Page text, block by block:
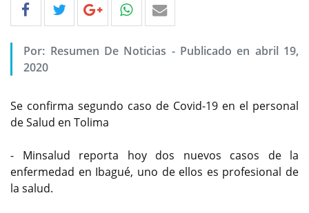
Por: Resumen De Noticias - Publicado en abril 19,
2020
Se confirma segundo caso de Covid-19 en el personal
de Salud en Tolima
- Minsalud reporta hoy dos nuevos casos de la
enfermedad en Ibagué, uno de ellos es profesional de
la salud.